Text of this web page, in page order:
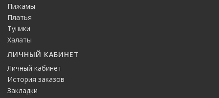
Пижамы
Платья
Туники
Халаты
ЛИЧНЫЙ КАБИНЕТ
Личный кабинет
История заказов
Закладки